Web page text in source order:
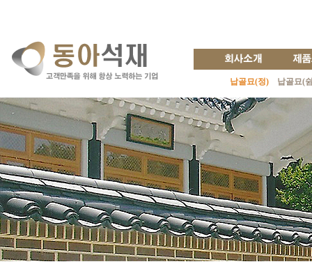
납골묘(정) 납골묘(